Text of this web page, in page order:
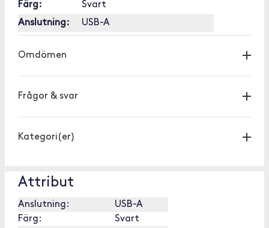
Färg:
Svart
Anslutning:
USB-A
Omdömen
Frågor & svar
Kategori(er)
Attribut
Anslutning:
USB-A
Färg:
Svart